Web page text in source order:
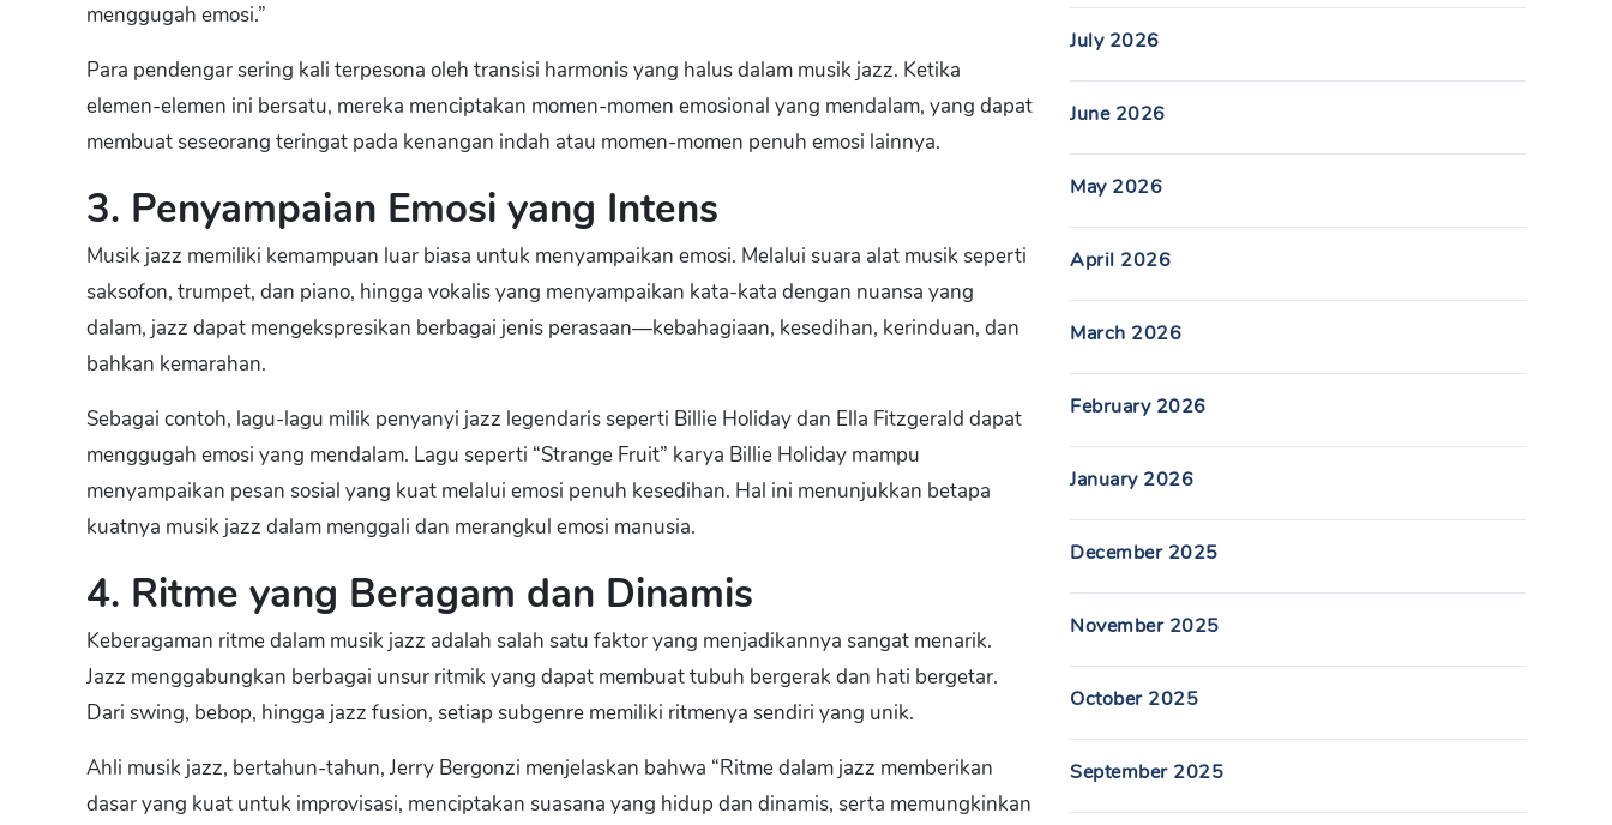
menggugah emosi.”
Para pendengar sering kali terpesona oleh transisi harmonis yang halus dalam musik jazz. Ketika
elemen-elemen ini bersatu, mereka menciptakan momen-momen emosional yang mendalam, yang dapat
membuat seseorang teringat pada kenangan indah atau momen-momen penuh emosi lainnya.
3. Penyampaian Emosi yang Intens
Musik jazz memiliki kemampuan luar biasa untuk menyampaikan emosi. Melalui suara alat musik seperti
saksofon, trumpet, dan piano, hingga vokalis yang menyampaikan kata-kata dengan nuansa yang
dalam, jazz dapat mengekspresikan berbagai jenis perasaan—kebahagiaan, kesedihan, kerinduan, dan
bahkan kemarahan.
Sebagai contoh, lagu-lagu milik penyanyi jazz legendaris seperti Billie Holiday dan Ella Fitzgerald dapat
menggugah emosi yang mendalam. Lagu seperti “Strange Fruit” karya Billie Holiday mampu
menyampaikan pesan sosial yang kuat melalui emosi penuh kesedihan. Hal ini menunjukkan betapa
kuatnya musik jazz dalam menggali dan merangkul emosi manusia.
4. Ritme yang Beragam dan Dinamis
Keberagaman ritme dalam musik jazz adalah salah satu faktor yang menjadikannya sangat menarik.
Jazz menggabungkan berbagai unsur ritmik yang dapat membuat tubuh bergerak dan hati bergetar.
Dari swing, bebop, hingga jazz fusion, setiap subgenre memiliki ritmenya sendiri yang unik.
Ahli musik jazz, bertahun-tahun, Jerry Bergonzi menjelaskan bahwa “Ritme dalam jazz memberikan
dasar yang kuat untuk improvisasi, menciptakan suasana yang hidup dan dinamis, serta memungkinkan
July 2026
June 2026
May 2026
April 2026
March 2026
February 2026
January 2026
December 2025
November 2025
October 2025
September 2025